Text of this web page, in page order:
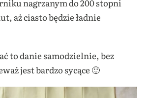
nagrzanym do 200 stopni
aż ciasto będzie ładnie
to danie samodzielnie, bez
jest bardzo sycące 🙂